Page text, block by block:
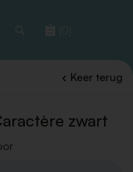
(0)
Keer terug
zwart